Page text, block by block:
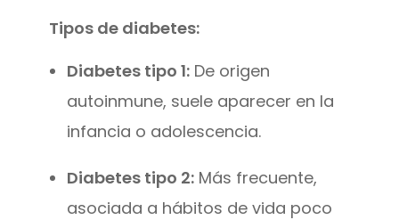
Tipos de diabetes:
Diabetes tipo 1:De origen
autoinmune, suele aparecer en la
infancia o adolescencia.
Diabetes tipo 2:Más frecuente,
asociada a hábitos de vida poco